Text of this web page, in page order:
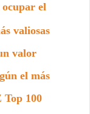
ocupar el
valiosas
valor
el más
100